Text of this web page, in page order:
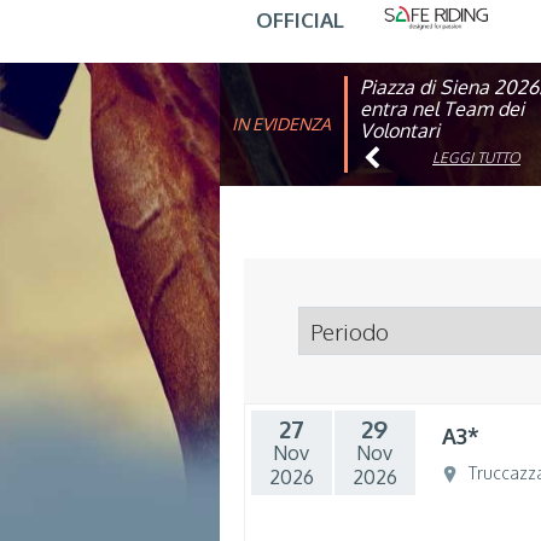
OFFICIAL
IN EVIDENZA
Piazza di Siena
entra nel Team dei
Volontari
LEGGI TUTTO
FISE: aperta la
affiliazione 2026
LEGGI TUTTO
27
Nov
2026
29
Nov
2026
A3*